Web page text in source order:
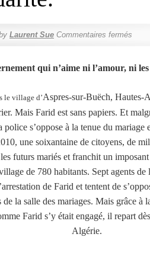
Laurent Sue Commentaires fermés
qui n’aime ni l’amour, ni
le village d’Aspres-sur-Buëch, Hautes-
Mais Farid est sans papiers. Et
police s’oppose à la tenue du mariage
une soixantaine de citoyens, de
futurs mariés et franchit un
de 780 habitants. Sept agents
de Farid et tentent de
de la salle des mariages. Mais grâce à
Farid s’y était engagé, il repart
Algérie.